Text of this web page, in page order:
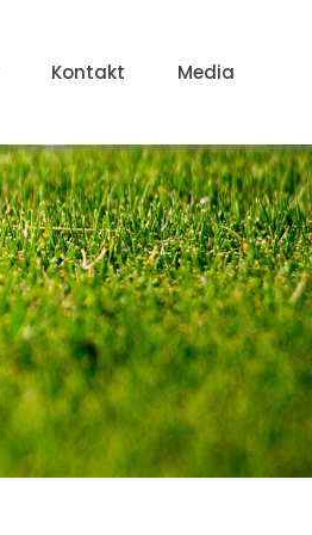
Kontakt Media